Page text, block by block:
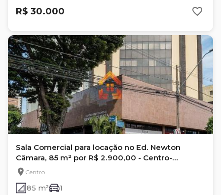
R$ 30.000
Sala Comercial para locação no Ed. Newton
Câmara, 85 m² por R$ 2.900,00 - Centro-
Londrina, Pr
Centro
85 m² 1